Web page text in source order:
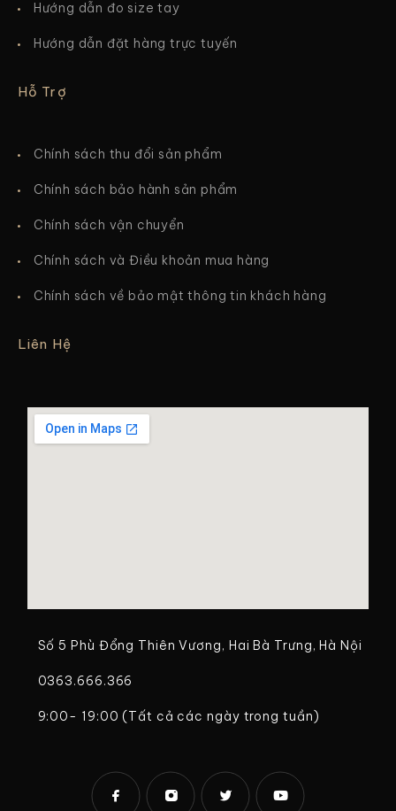
Hướng dẫn đo size tay
Hướng dẫn đặt hàng trực tuyến
Hỗ Trợ
Chính sách thu đổi sản phẩm
Chính sách bảo hành sản phẩm
Chính sách vận chuyển
Chính sách và Điều khoản mua hàng
Chính sách về bảo mật thông tin khách hàng
Liên Hệ
Số 5 Phù Đổng Thiên Vương, Hai Bà Trưng, Hà Nội
0363.666.366
9:00- 19:00 (Tất cả các ngày trong tuần)